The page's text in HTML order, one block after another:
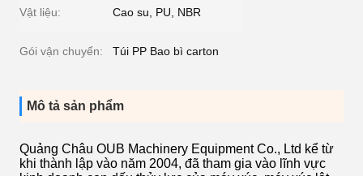
Vật liệu: Cao su, PU, ​​NBR
Gói vận chuyển: Túi PP Bao bì carton
Mô tả sản phẩm
Quảng Châu OUB Machinery Equipment Co., Ltd kể từ
khi thành lập vào năm 2004, đã tham gia vào lĩnh vực